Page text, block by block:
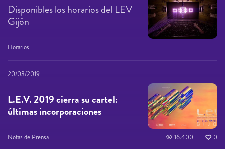
Disponibles los horarios del LEV
Gijón
Horarios
20/03/2019
L.E.V. 2019 cierra su cartel:
últimas incorporaciones
Notas de Prensa 16.400 0